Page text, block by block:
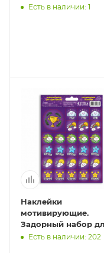
Есть в наличии: 1
Наклейки
мотивирующие.
Задорный набор
сада и школы. 27
Есть в наличии: 202